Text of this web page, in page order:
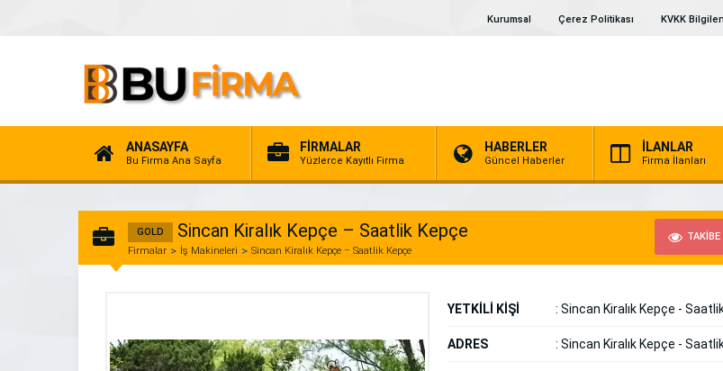
Kurumsal Çerez Politikası KVKK
ANASAYFA
Bu Firma Ana Sayfa
FİRMALAR
Yüzlerce Kayıtlı Firma
HABERLER
Güncel Haberler
İLANLAR
Firma İlanları
GOLD Sincan Kiralık Kepçe – Saatlik Kepçe
Firmalar İş Makineleri Sincan Kiralık Kepçe – Saatlik Kepçe
TAKİBE
YETKİLİ KİŞİ : Sincan Kiralık Kepçe -
ADRES : Sincan Kiralık Kepçe -